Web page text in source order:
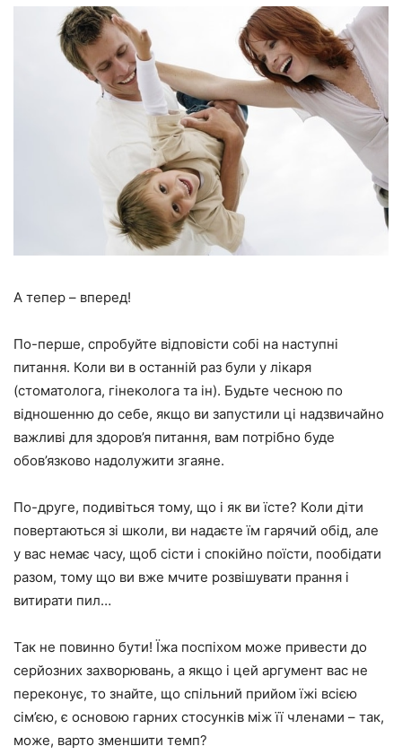
А тепер – вперед!
По-перше, спробуйте відповісти собі на наступні
питання. Коли ви в останній раз були у лікаря
(стоматолога, гінеколога та ін). Будьте чесною по
відношенню до себе, якщо ви запустили ці надзвичайно
важливі для здоров’я питання, вам потрібно буде
обов’язково надолужити згаяне.
По-друге, подивіться тому, що і як ви їсте? Коли діти
повертаються зі школи, ви надаєте їм гарячий обід, але
у вас немає часу, щоб сісти і спокійно поїсти, пообідати
разом, тому що ви вже мчите розвішувати прання і
витирати пил…
Так не повинно бути! Їжа поспіхом може привести до
серйозних захворювань, а якщо і цей аргумент вас не
переконує, то знайте, що спільний прийом їжі всією
сім’єю, є основою гарних стосунків між її членами – так,
може, варто зменшити темп?